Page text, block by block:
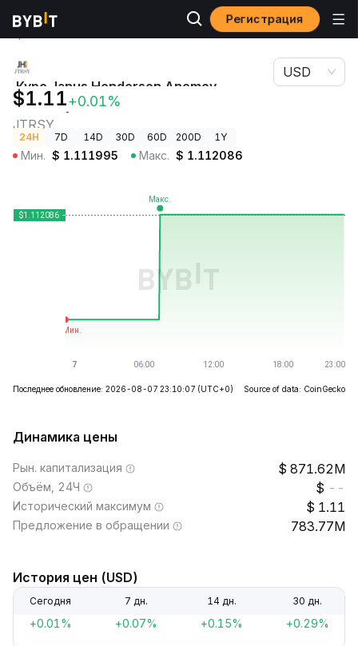
Регистрация
Цены
Курс Janus Henderson Anemoy Treasury Fund
Курс Janus Henderson Anemoy
Treasury Fund
JTRSY
$1.11+0.01%
USD
24H 7D 14D 30D 60D 200D 1Y
Мин. $ 1.111995 Макс. $ 1.112086
Последнее обновление: 2026-08-07 23:10:07 (UTC+0) Source of data: CoinGecko
Динамика цены
Рын. капитализация 871.62M
Объём, 24Ч --
Исторический максимум 1.11
Предложение в обращении 783.77M
История цен (USD)
Сегодня 7 дн. 14 дн. 30 дн.
+0.01% +0.07% +0.15% +0.29%